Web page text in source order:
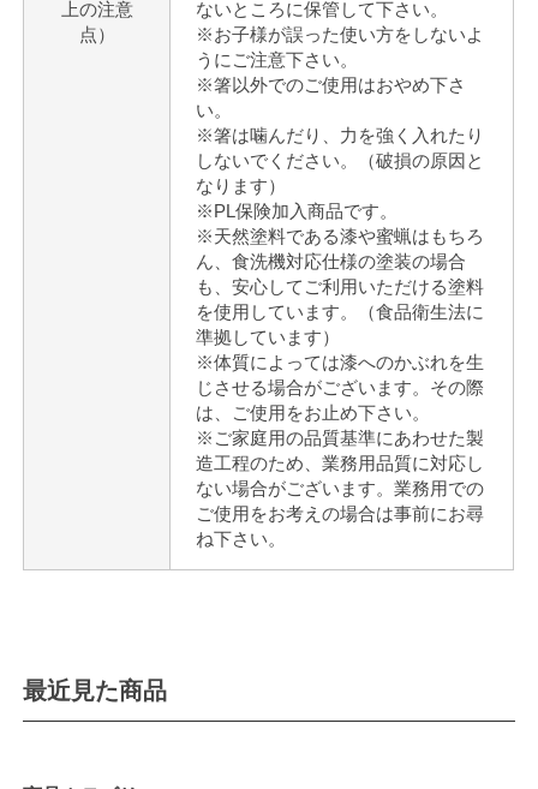
上の注意
点）
ないところに保管して下さい。
※お子様が誤った使い方をしないよ
うにご注意下さい。
※箸以外でのご使用はおやめ下さ
い。
※箸は噛んだり、力を強く入れたり
しないでください。（破損の原因と
なります）
※PL保険加入商品です。
※天然塗料である漆や蜜蝋はもちろ
ん、食洗機対応仕様の塗装の場合
も、安心してご利用いただける塗料
を使用しています。（食品衛生法に
準拠しています）
※体質によっては漆へのかぶれを生
じさせる場合がございます。その際
は、ご使用をお止め下さい。
※ご家庭用の品質基準にあわせた製
造工程のため、業務用品質に対応し
ない場合がございます。業務用での
ご使用をお考えの場合は事前にお尋
ね下さい。
最近見た商品